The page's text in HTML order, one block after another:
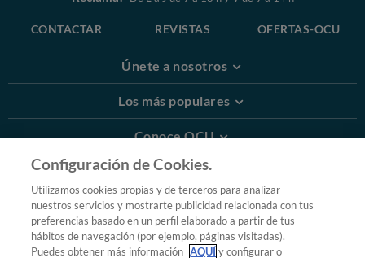
CONTACTAR REVISTAS OFERTAS-OCU
Únete a nosotros
Los más populares
Conoce OCU
Más Información
© 2026 OCU
Condiciones generales de contratación de OCU
Política de privacidad
Configuración de Cookies.
Utilizamos cookies propias y de terceros para analizar
nuestros servicios y mostrarte publicidad relacionada con tus
preferencias basado en un perfil elaborado a partir de tus
hábitos de navegación (por ejemplo, páginas visitadas).
Puedes obtener más información AQUÍy configurar o